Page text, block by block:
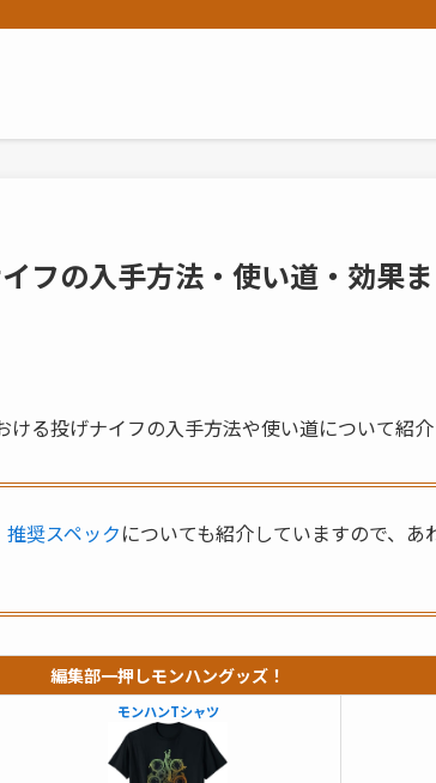
フの入手方法・使い道・効果
る投げナイフの入手方法や使い道について紹
推奨スペックについても紹介していますので、
編集部一押しモンハングッズ！
モンハンTシャツ